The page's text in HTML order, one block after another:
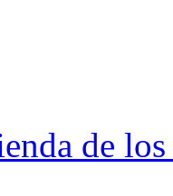
de los